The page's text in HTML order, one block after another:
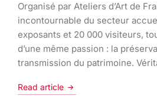
Organisé par Ateliers d’Art de
incontournable du secteur
exposants et 20 000 visiteurs,
d’une même passion : la
transmission du patrimoine.
Read article